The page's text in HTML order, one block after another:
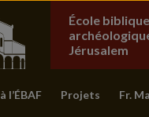
École
Jérusalem
l’ÉBAF Projets Fr.